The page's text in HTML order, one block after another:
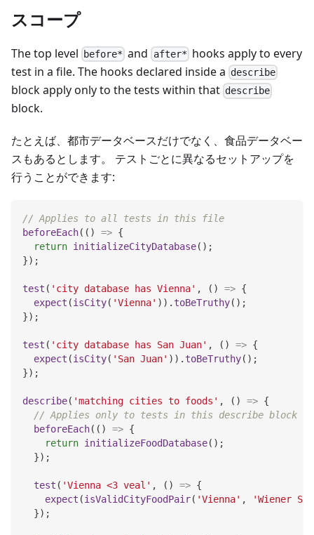
スコープ
The top level before* and after* hooks apply to every
test in a file. The hooks declared inside a describe
block apply only to the tests within that describe
block.
たとえば、都市データベースだけでなく、食品データベー
スもあるとします。 テストごとに異なるセットアップを
行うことができます:
// Applies to all tests in this file
beforeEach( ( ) => {
return initializeCityDatabase( ) ;
}) ;
test ( 'city database has Vienna' , ( ) => {
expect (isCity( 'Vienna' ) ) . toBeTruthy( ) ;
}) ;
test ( 'city database has San Juan' , ( ) => {
expect (isCity( 'San Juan' ) ) . toBeTruthy( ) ;
}) ;
describe( 'matching cities to foods' , ( ) => {
// Applies only to tests in this describe block
beforeEach( ( ) => {
return initializeFoodDatabase( ) ;
}) ;
test ( 'Vienna <3 veal' , ( ) => {
expect (isValidCityFoodPair( 'Vienna' ,
'Wiener
}) ;